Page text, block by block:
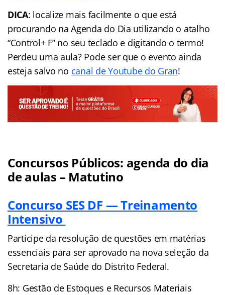
DICA: localize mais facilmente o que está
procurando na Agenda do Dia utilizando o atalho
“Control+ F” no seu teclado e digitando o termo!
Perdeu uma aula? Pode ser que o evento ainda
esteja salvo no canal de Youtube do Gran!
Concursos Públicos: agenda do dia
de aulas – Matutino
Concurso SES DF — Treinamento
Intensivo
Participe da resolução de questões em matérias
essenciais para ser aprovado na nova seleção da
Secretaria de Saúde do Distrito Federal.
8h: Gestão de Estoques e Recursos Materiais